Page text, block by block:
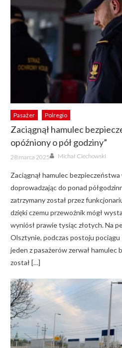
Pasażer Polregio
Zaciągnął hamulec
opóźniony o pół godziny”
Posted
on
28 marca 2025 Author
Michał Ciechowski
Zaciągnął hamulec
doprowadzając do ponad
zatrzymany został przez
dzięki czemu przewoźnik mógł
wyniósł prawie tysiąc złotych. Na
Olsztynie, podczas postoju pociągu
jeden z pasażerów zerwał hamulec
został […]